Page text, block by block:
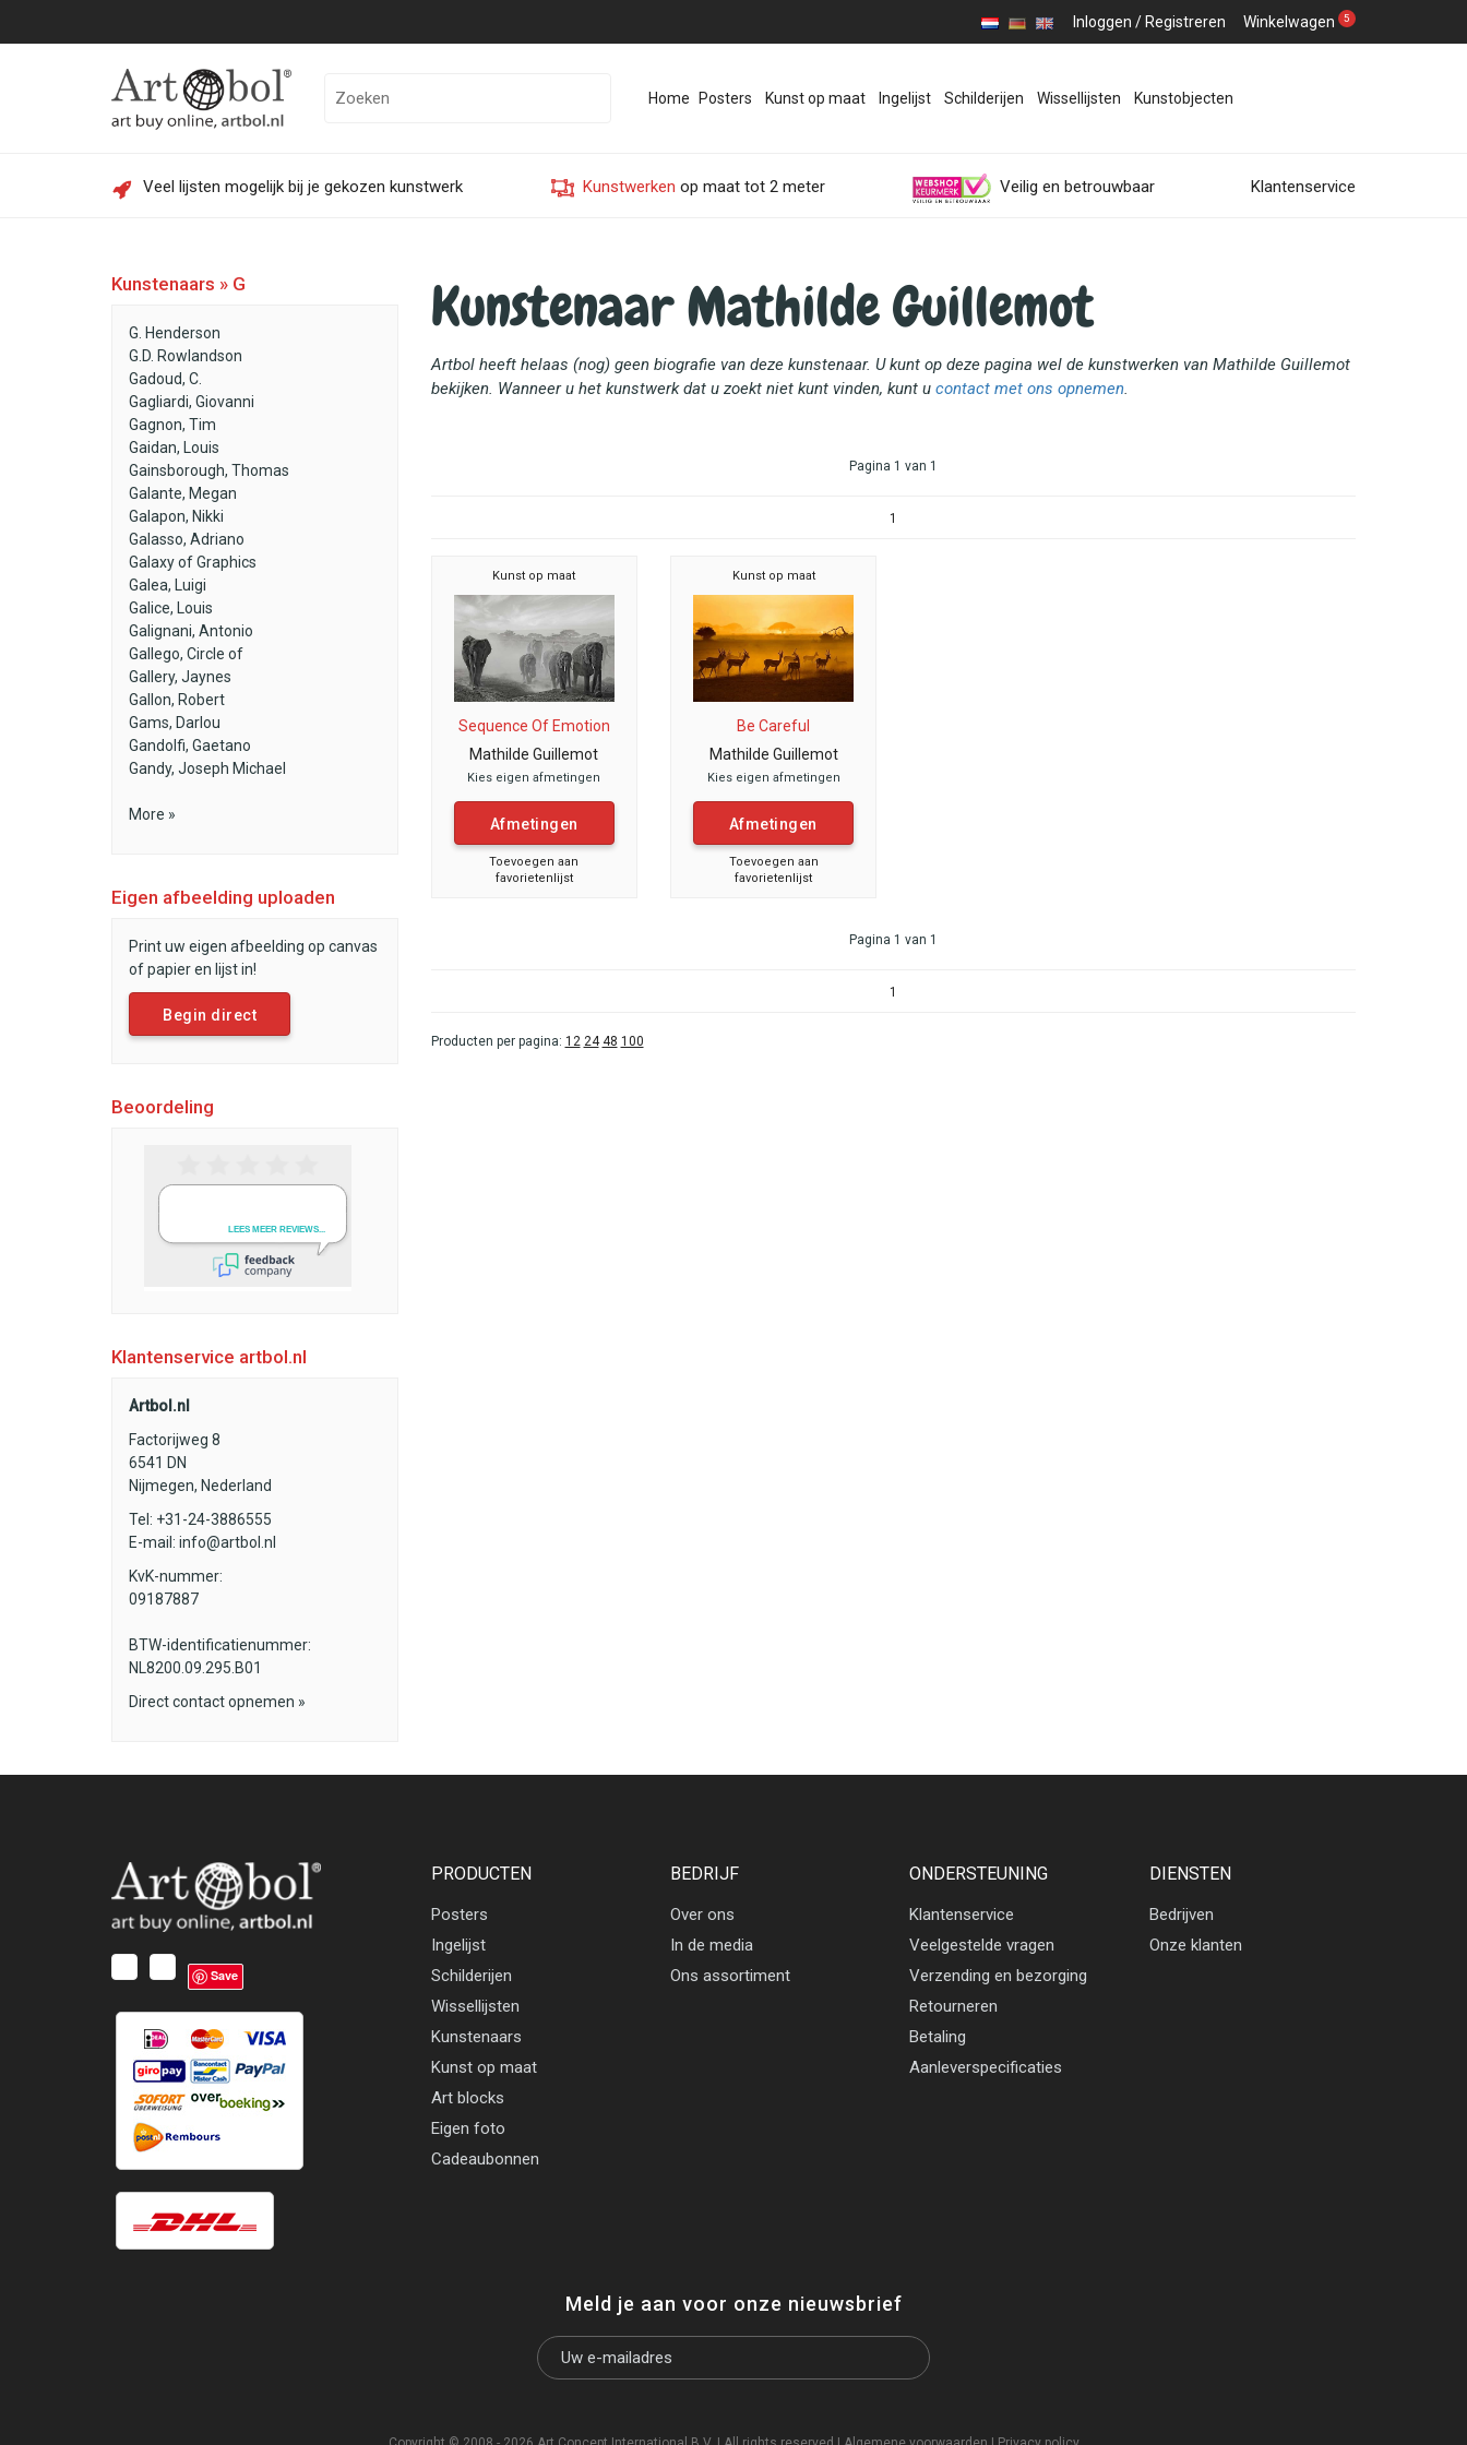
Inloggen / Registreren Winkelwagen 5
Home Posters Kunst op maat Ingelijst Schilderijen Wissellijsten Kunstobjecten
Veel lijsten mogelijk bij je gekozen kunstwerk Kunstwerken op maat tot 2 meter Veilig en betrouwbaar Klantenservice
Kunstenaars » G
G. Henderson
G.D. Rowlandson
Gadoud, C.
Gagliardi, Giovanni
Gagnon, Tim
Gaidan, Louis
Gainsborough, Thomas
Galante, Megan
Galapon, Nikki
Galasso, Adriano
Galaxy of Graphics
Galea, Luigi
Galice, Louis
Galignani, Antonio
Gallego, Circle of
Gallery, Jaynes
Gallon, Robert
Gams, Darlou
Gandolfi, Gaetano
Gandy, Joseph Michael
More »
Eigen afbeelding uploaden
Print uw eigen afbeelding op canvas
of papier en lijst in!
Begin direct
Beoordeling
Klantenservice artbol.nl
Artbol.nl
Factorijweg 8
6541 DN
Nijmegen, Nederland
Tel: +31-24-3886555
E-mail: info@artbol.nl
KvK-nummer:
09187887
BTW-identificatienummer:
NL8200.09.295.B01
Direct contact opnemen »
Kunstenaar Mathilde Guillemot
Artbol heeft helaas (nog) geen biografie van deze kunstenaar. U kunt op deze pagina wel de kunstwerken van Mathilde Guillemot
bekijken. Wanneer u het kunstwerk dat u zoekt niet kunt vinden, kunt u contact met ons opnemen.
Pagina 1 van 1
1
Kunst op maat
Sequence Of Emotion
Mathilde Guillemot
Kies eigen afmetingen
Afmetingen
Toevoegen aan
favorietenlijst
Kunst op maat
Be Careful
Mathilde Guillemot
Kies eigen afmetingen
Afmetingen
Toevoegen aan
favorietenlijst
Pagina 1 van 1
1
Producten per pagina: 12 24 48 100
Save
PRODUCTEN
Posters
Ingelijst
Schilderijen
Wissellijsten
Kunstenaars
Kunst op maat
Art blocks
Eigen foto
Cadeaubonnen
BEDRIJF
Over ons
In de media
Ons assortiment
ONDERSTEUNING
Klantenservice
Veelgestelde vragen
Verzending en bezorging
Retourneren
Betaling
Aanleverspecificaties
DIENSTEN
Bedrijven
Onze klanten
Meld je aan voor onze nieuwsbrief